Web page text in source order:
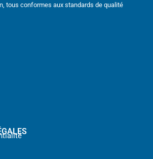
tous conformes aux standards de qualité